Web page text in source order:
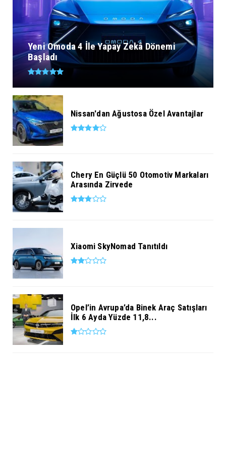
Yeni Omoda 4 İle Yapay Zekâ Dönemi
Başladı
Nissan'dan Ağustosa Özel Avantajlar
Chery En Güçlü 50 Otomotiv Markaları
Arasında Zirvede
Xiaomi SkyNomad Tanıtıldı
Opel’in Avrupa’da Binek Araç Satışları
İlk 6 Ayda Yüzde 11,8...